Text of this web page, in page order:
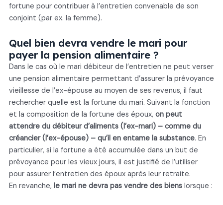
fortune pour contribuer à l’entretien convenable de son
conjoint (par ex. la femme).
Quel bien devra vendre le mari pour
payer la pension alimentaire ?
Dans le cas où le mari débiteur de l’entretien ne peut verser
une pension alimentaire permettant d’assurer la prévoyance
vieillesse de l’ex-épouse au moyen de ses revenus, il faut
rechercher quelle est la fortune du mari. Suivant la fonction
et la composition de la fortune des époux, on peut
attendre du débiteur d’aliments (l’ex-mari) – comme du
créancier (l’ex-épouse) – qu’il en entame la substance. En
particulier, si la fortune a été accumulée dans un but de
prévoyance pour les vieux jours, il est justifié de l’utiliser
pour assurer l’entretien des époux après leur retraite.
En revanche, le mari ne devra pas vendre des biens lorsque :